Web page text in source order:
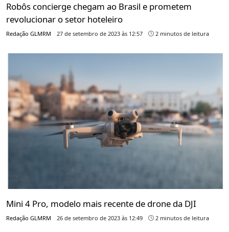
Robôs concierge chegam ao Brasil e prometem
revolucionar o setor hoteleiro
Redação GLMRM 27 de setembro de 2023 às 12:57 2 minutos de leitura
Mini 4 Pro, modelo mais recente de drone da DJI
Redação GLMRM 26 de setembro de 2023 às 12:49 2 minutos de leitura